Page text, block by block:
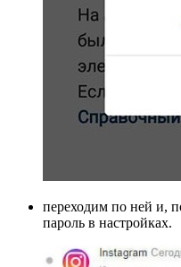
переходим по ней и,
пароль в настройках.